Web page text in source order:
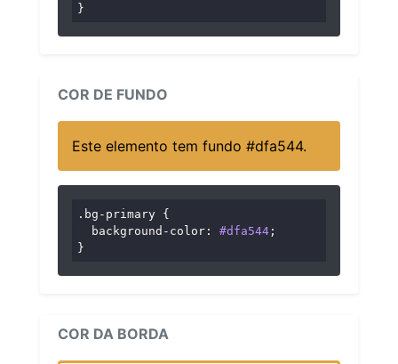
}
COR DE FUNDO
Este elemento tem fundo #dfa544.
.bg-primary {
background-color : #dfa544 ;
}
COR DA BORDA